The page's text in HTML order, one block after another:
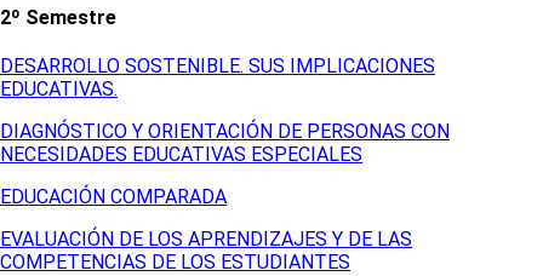
2º Semestre
DESARROLLO SOSTENIBLE. SUS IMPLICACIONES
EDUCATIVAS.
DIAGNÓSTICO Y ORIENTACIÓN DE PERSONAS CON
NECESIDADES EDUCATIVAS ESPECIALES
EDUCACIÓN COMPARADA
EVALUACIÓN DE LOS APRENDIZAJES Y DE LAS
COMPETENCIAS DE LOS ESTUDIANTES